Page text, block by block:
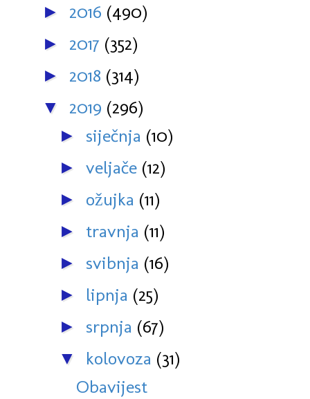
► 2016 (490)
► 2017 (352)
► 2018 (314)
▼ 2019 (296)
► siječnja (10)
► veljače (12)
► ožujka (11)
► travnja (11)
► svibnja (16)
► lipnja (25)
► srpnja (67)
▼ kolovoza (31)
Obavijest